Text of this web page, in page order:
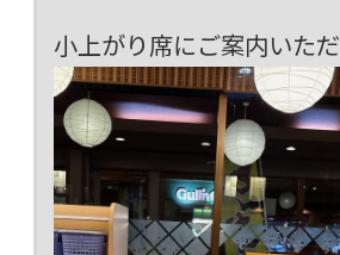
小上がり席にご案内いただ